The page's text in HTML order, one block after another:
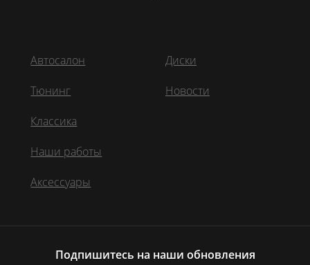
Автосалон
Тюнинг
Классика
Наши работы
Аксессуары
Диски
Новости
Подпишитесь на наши обновления